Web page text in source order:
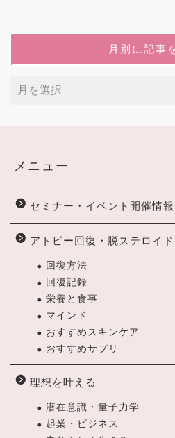
月別に記事
メニュー
セミナー・イベント開催情報
アトピー回復・脱ステロイド
回復方法
回復記録
栄養と食事
マインド
おすすめスキンケア
おすすめサプリ
理想を叶える
潜在意識・量子力学
起業・ビジネス